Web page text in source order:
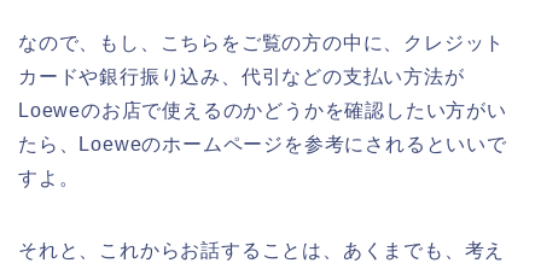
なので、もし、こちらをご覧の方の中に、クレジット
カードや銀行振り込み、代引などの支払い方法が
Loeweのお店で使えるのかどうかを確認したい方がい
たら、Loeweのホームページを参考にされるといいで
すよ。
それと、これからお話することは、あくまでも、考え